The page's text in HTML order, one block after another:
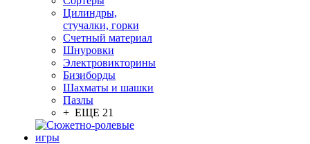
Цилиндры,
стучалки, горки
Счетный материал
Шнуровки
Электровикторины
Бизиборды
Шахматы и шашки
Пазлы
+ ЕЩЕ 21